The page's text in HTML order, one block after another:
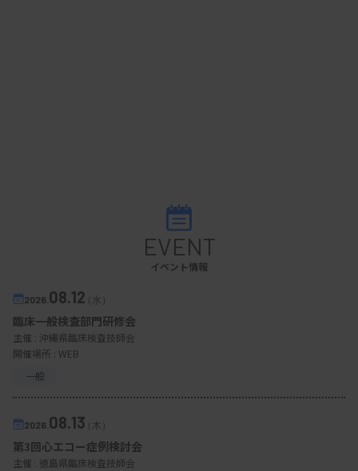
EVENT
イベント情報
2026. 08.12（水）
臨床一般検査部門研修会
主催 : 沖縄県臨床検査技師会
開催場所 : WEB
一般
2026. 08.13（木）
第3回心エコー症例検討会
主催 : 徳島県臨床検査技師会